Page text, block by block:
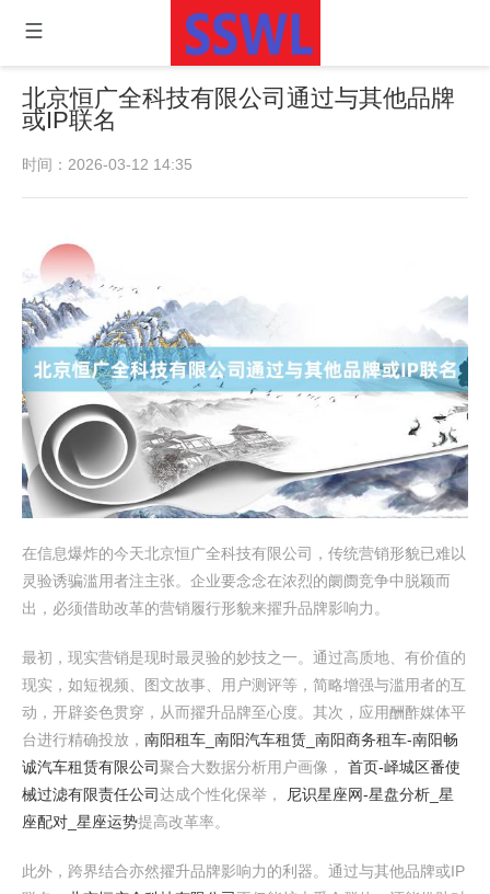
北京恒广全科技有限公司通过与其他品牌
或IP联名
时间：2026-03-12 14:35
在信息爆炸的今天北京恒广全科技有限公司，传统营销形貌已难以
灵验诱骗滥用者注主张。企业要念念在浓烈的阛阓竞争中脱颖而
出，必须借助改革的营销履行形貌来擢升品牌影响力。
最初，现实营销是现时最灵验的妙技之一。通过高质地、有价值的
现实，如短视频、图文故事、用户测评等，简略增强与滥用者的互
动，开辟姿色贯穿，从而擢升品牌至心度。其次，应用酬酢媒体平
台进行精确投放， 南阳租车_南阳汽车租赁_南阳商务租车-南阳畅
诚汽车租赁有限公司聚合大数据分析用户画像， 首页-峄城区番使
械过滤有限责任公司达成个性化保举，
尼识星座网-星盘分析_星
座配对_星座运势提高改革率。
此外，跨界结合亦然擢升品牌影响力的利器。通过与其他品牌或IP